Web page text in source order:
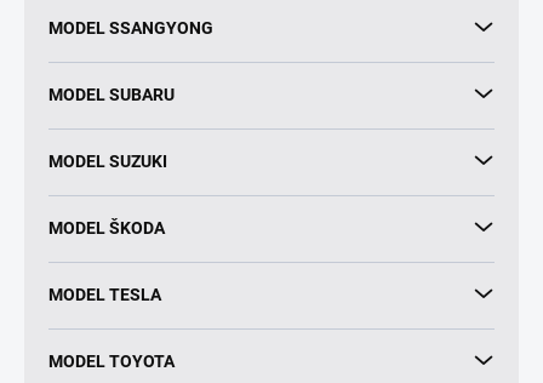
MODEL SSANGYONG
MODEL SUBARU
MODEL SUZUKI
MODEL ŠKODA
MODEL TESLA
MODEL TOYOTA